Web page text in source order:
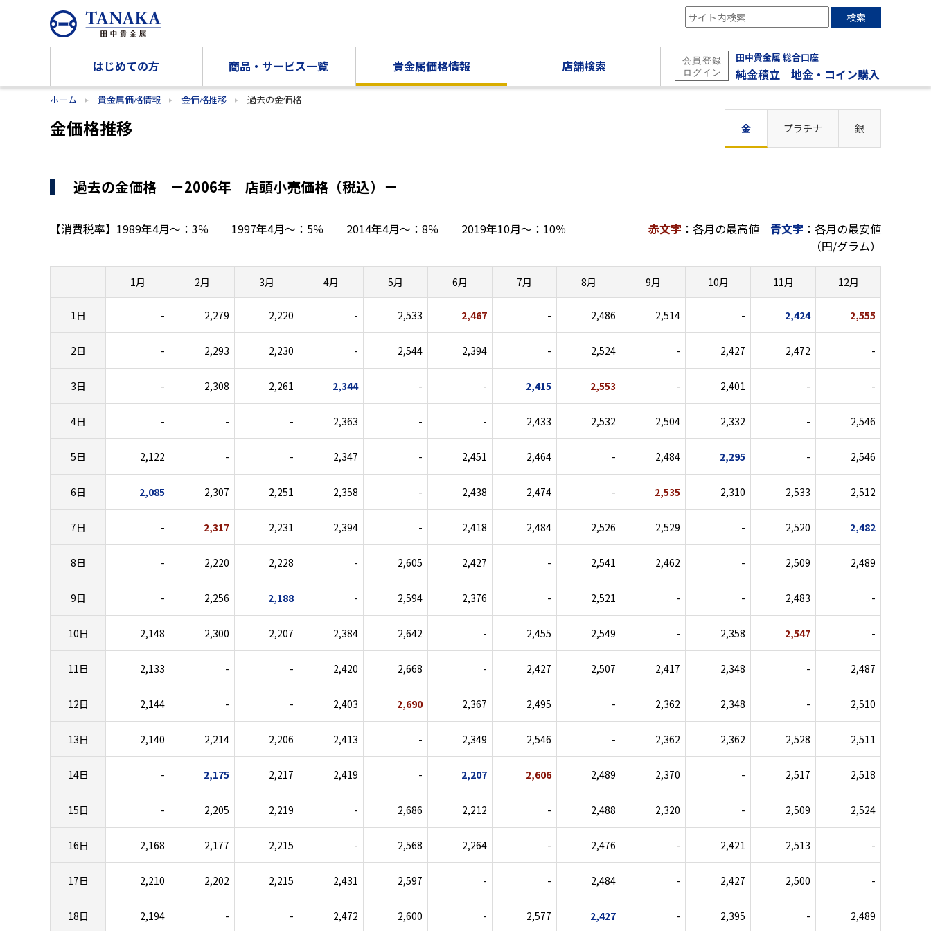
検索
はじめての方 商品・サービス一覧 貴金属価格情報 店舗検索
田中貴金属 総合口座
純金積立 ｜地金・コイン購入
ホーム 貴金属価格情報 金価格推移 過去の金価格
金価格推移 金 プラチナ 銀
過去の金価格 －2006年 店頭小売価格（税込）－
【消費税率】 1989年4月～：3％ 1997年4月～：5％ 2014年4月～：8％ 2019年10月～：10％ 赤文字 ：各月の最高値 青文字 ：各月の最安値
（円/グラム）
1月 2月 3月 4月 5月 6月 7月 8月 9月 10月 11月 12月
1日 - 2,279 2,220 - 2,533 2,467 - 2,486 2,514 - 2,424 2,555
2日 - 2,293 2,230 - 2,544 2,394 - 2,524 - 2,427 2,472 -
3日 - 2,308 2,261 2,344 - - 2,415 2,553 - 2,401 - -
4日 - - - 2,363 - - 2,433 2,532 2,504 2,332 - 2,546
5日 2,122 - - 2,347 - 2,451 2,464 - 2,484 2,295 - 2,546
6日 2,085 2,307 2,251 2,358 - 2,438 2,474 - 2,535 2,310 2,533 2,512
7日 - 2,317 2,231 2,394 - 2,418 2,484 2,526 2,529 - 2,520 2,482
8日 - 2,220 2,228 - 2,605 2,427 - 2,541 2,462 - 2,509 2,489
9日 - 2,256 2,188 - 2,594 2,376 - 2,521 - - 2,483 -
10日 2,148 2,300 2,207 2,384 2,642 - 2,455 2,549 - 2,358 2,547 -
11日 2,133 - - 2,420 2,668 - 2,427 2,507 2,417 2,348 - 2,487
12日 2,144 - - 2,403 2,690 2,367 2,495 - 2,362 2,348 - 2,510
13日 2,140 2,214 2,206 2,413 - 2,349 2,546 - 2,362 2,362 2,528 2,511
14日 - 2,175 2,217 2,419 - 2,207 2,606 2,489 2,370 - 2,517 2,518
15日 - 2,205 2,219 - 2,686 2,212 - 2,488 2,320 - 2,509 2,524
16日 2,168 2,177 2,215 - 2,568 2,264 - 2,476 - 2,421 2,513 -
17日 2,210 2,202 2,215 2,431 2,597 - - 2,484 - 2,427 2,500 -
18日 2,194 - - 2,472 2,600 - 2,577 2,427 - 2,395 - 2,489